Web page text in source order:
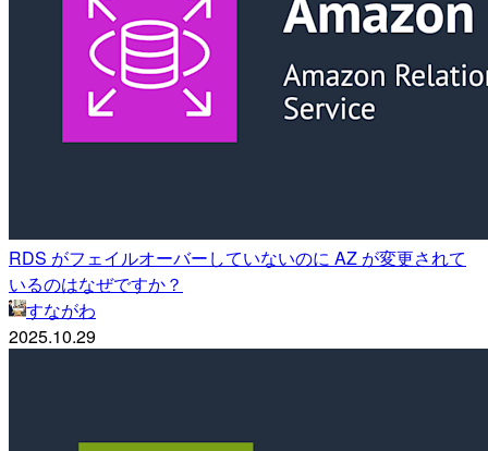
RDS がフェイルオーバーしていないのに AZ が変更されて
いるのはなぜですか？
すながわ
2025.10.29